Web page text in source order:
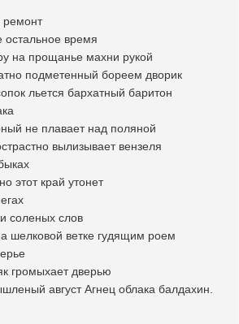
ремонт
время
на прощанье махни рукой
подметенный бореем дворик
льется бархатный баритон
не плавает над поляной
вылизывает вензеля
край утонет
слов
ветке гудящим роем
дверью
август Агнец облака балдахин.